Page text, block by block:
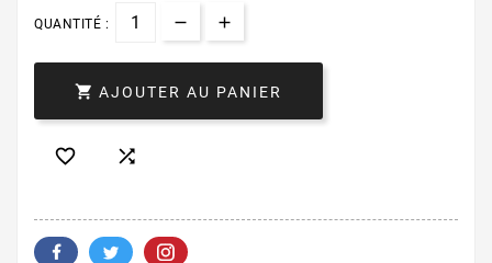
QUANTITÉ :
 AJOUTER AU PANIER
 